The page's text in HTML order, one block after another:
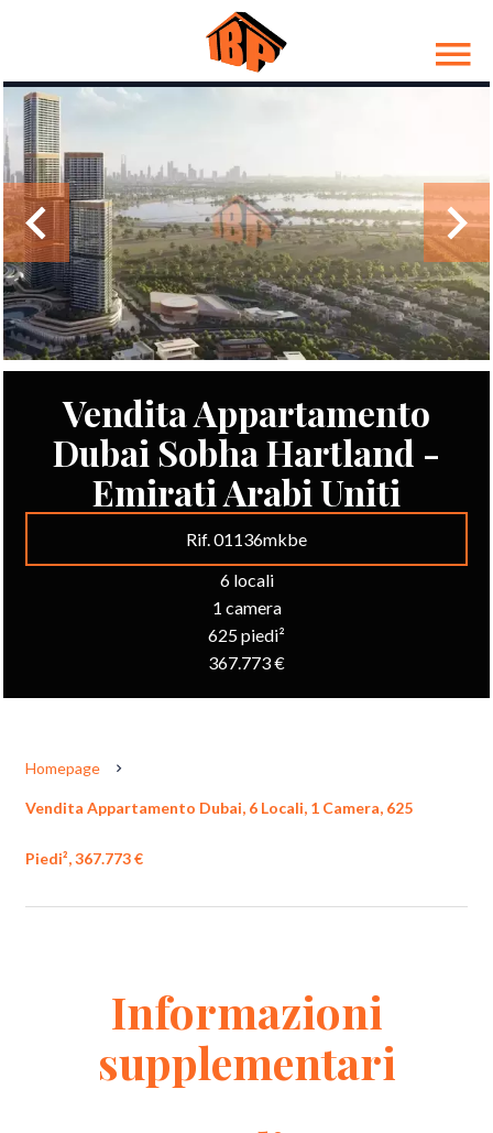
Vendita Appartamento
Dubai Sobha Hartland -
Emirati Arabi Uniti
Rif. 01136mkbe
6 locali
1 camera
625 piedi²
367.773 €
Homepage
Vendita Appartamento Dubai, 6 Locali, 1 Camera, 625
Piedi², 367.773 €
Informazioni
supplementari